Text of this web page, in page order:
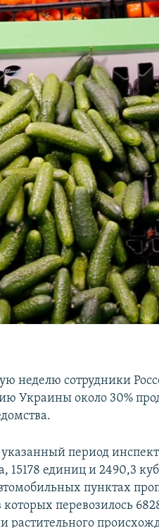
неделю сотрудники
Украины около 30%
указанный период
15178 единиц и 2490,3
пунктах
перевозилось
растительного